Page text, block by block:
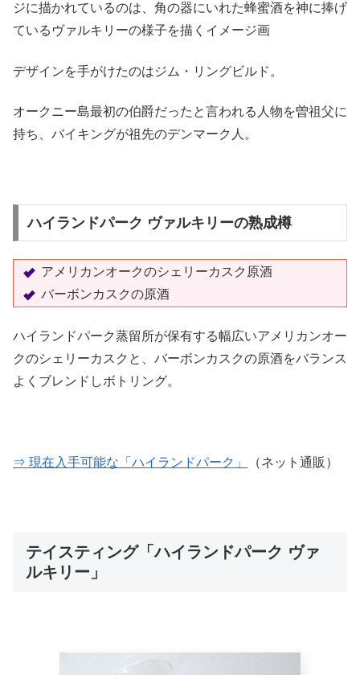
ジに描かれているのは、角の器にいれた蜂蜜酒を神に捧げ
ているヴァルキリーの様子を描くイメージ画
デザインを手がけたのはジム・リングビルド。
オークニー島最初の伯爵だったと言われる人物を曽祖父に
持ち、バイキングが祖先のデンマーク人。
ハイランドパーク ヴァルキリーの熟成樽
アメリカンオークのシェリーカスク原酒
バーボンカスクの原酒
ハイランドパーク蒸留所が保有する幅広いアメリカンオー
クのシェリーカスクと、バーボンカスクの原酒をバランス
よくブレンドしボトリング。
⇒ 現在入手可能な「ハイランドパーク」 （ネット通販）
テイスティング「ハイランドパーク ヴァ
ルキリー」